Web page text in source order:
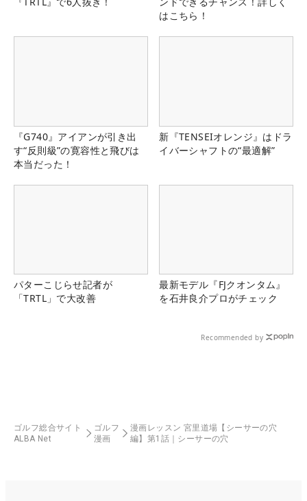
はこちら！
『G740』アイアンが引き出
す“反則級”の寛容性と飛びは
本当だった！
新『TENSEIオレンジ』はドラ
イバーシャフトの“最適解”
パターこじらせ記者が
「TRTL」で大改善
最新モデル『FJクオンタム』
を石井良介プロがチェック
Recommended by
ゴルフ総合サイト
ALBA Net
ゴルフ
漫画
漫画レッスン 宮里道場【シーサーの穴
編】第1話｜シーサーの穴